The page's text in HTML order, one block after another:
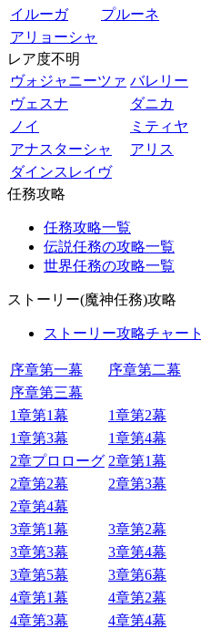
イルーガ
プルーネ
アリョーシャ
レア度不明
ヴォジャニーツァ バレリー
ヴェスナ
ダニカ
ノイ
ミティヤ
アナスターシャ
アリス
ダインスレイヴ
任務攻略
任務攻略一覧
伝説任務の攻略一覧
世界任務の攻略一覧
ストーリー(魔神任務)攻略
ストーリー攻略チャート
序章第一幕
序章第二幕
序章第三幕
1章第1幕
1章第2幕
1章第3幕
1章第4幕
2章プロローグ 2章第1幕
2章第2幕
2章第3幕
2章第4幕
3章第1幕
3章第2幕
3章第3幕
3章第4幕
3章第5幕
3章第6幕
4章第1幕
4章第2幕
4章第3幕
4章第4幕